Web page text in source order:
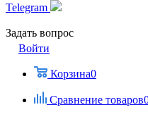
Telegram
Задать вопрос
Войти
Корзина0
Сравнение товаров